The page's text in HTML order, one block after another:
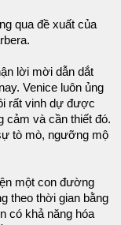
qua đề xuất của
lời mời dẫn dắt
Venice luôn ủng
rất vinh dự được
cảm và cần thiết đó.
tò mò, ngưỡng mộ
một con đường
theo thời gian bằng
có khả năng hóa